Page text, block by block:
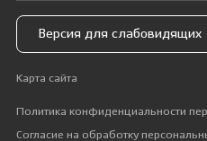
Версия для слабовидящих
Карта сайта
Политика конфиденциальности
Согласие на обработку